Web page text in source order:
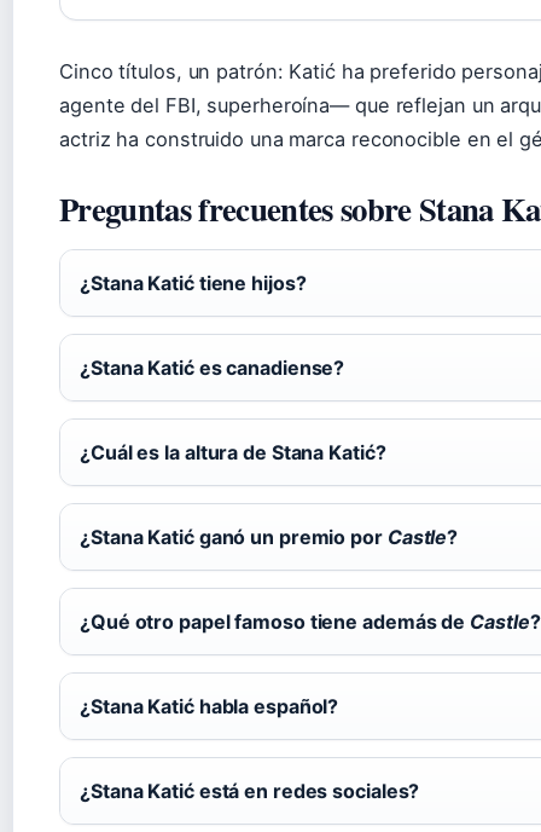
Cinco títulos, un patrón: Katić ha preferido
agente del FBI, superheroína— que reflejan un
actriz ha construido una marca reconocible en el
Preguntas frecuentes sobre Stana
¿Stana Katić tiene hijos?
¿Stana Katić es canadiense?
¿Cuál es la altura de Stana Katić?
¿Stana Katić ganó un premio por Castle?
¿Qué otro papel famoso tiene además de Castle?
¿Stana Katić habla español?
¿Stana Katić está en redes sociales?